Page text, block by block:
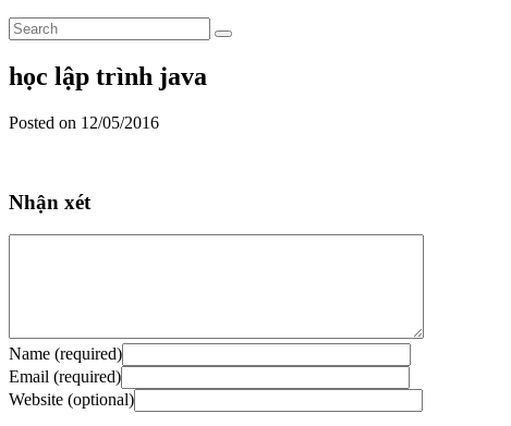
học lập trình java
Posted on 12/05/2016
Nhận xét
Name (required)
Email (required)
Website (optional)